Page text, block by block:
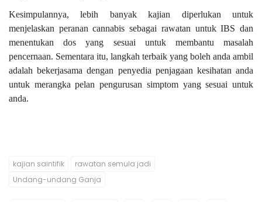
Kesimpulannya, lebih banyak kajian diperlukan untuk
menjelaskan peranan cannabis sebagai rawatan untuk IBS dan
menentukan dos yang sesuai untuk membantu masalah
pencernaan. Sementara itu, langkah terbaik yang boleh anda ambil
adalah bekerjasama dengan penyedia penjagaan kesihatan anda
untuk merangka pelan pengurusan simptom yang sesuai untuk
anda.
kajian saintifik
rawatan semula jadi
Undang-undang Ganja